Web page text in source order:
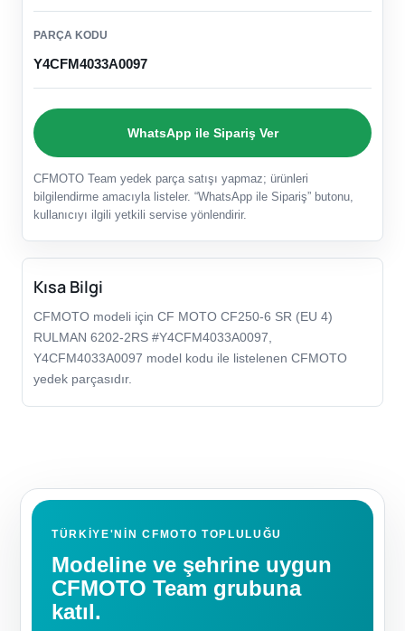
PARÇA KODU
Y4CFM4033A0097
WhatsApp ile Sipariş Ver
CFMOTO Team yedek parça satışı yapmaz; ürünleri
bilgilendirme amacıyla listeler. “WhatsApp ile Sipariş” butonu,
kullanıcıyı ilgili yetkili servise yönlendirir.
Kısa Bilgi
CFMOTO modeli için CF MOTO CF250-6 SR (EU 4)
RULMAN 6202-2RS #Y4CFM4033A0097,
Y4CFM4033A0097 model kodu ile listelenen CFMOTO
yedek parçasıdır.
TÜRKIYE'NIN CFMOTO TOPLULUĞU
Modeline ve şehrine uygun
CFMOTO Team grubuna
katıl.